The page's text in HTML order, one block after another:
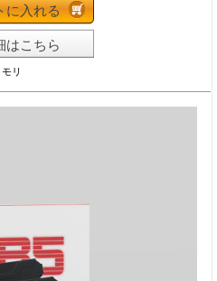
に入れる
はこちら
リ